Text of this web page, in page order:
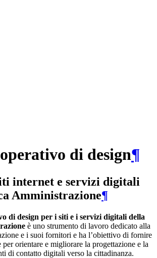
di design¶
internet e servizi digitali
Amministrazione¶
di design per i siti e i servizi digitali della
è uno strumento di lavoro dedicato alla
e i suoi fornitori e ha l’obiettivo di fornire
orientare e migliorare la progettazione e la
di contatto digitali verso la cittadinanza.